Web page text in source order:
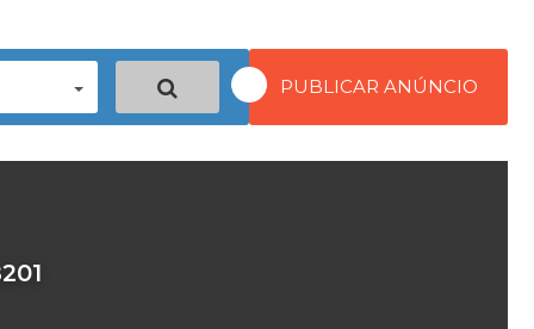
PUBLICAR ANÚNCIO